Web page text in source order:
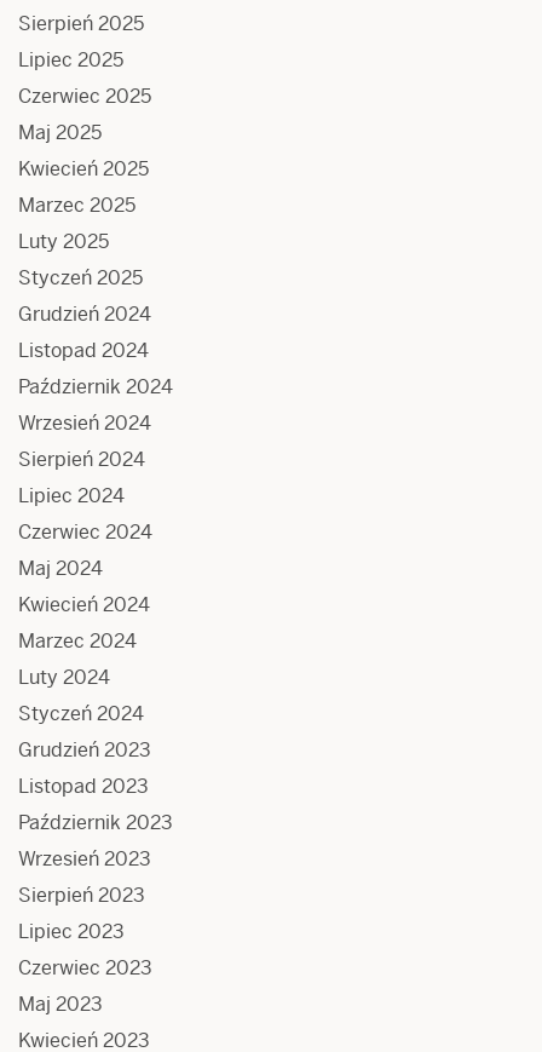
Sierpień 2025
Lipiec 2025
Czerwiec 2025
Maj 2025
Kwiecień 2025
Marzec 2025
Luty 2025
Styczeń 2025
Grudzień 2024
Listopad 2024
Październik 2024
Wrzesień 2024
Sierpień 2024
Lipiec 2024
Czerwiec 2024
Maj 2024
Kwiecień 2024
Marzec 2024
Luty 2024
Styczeń 2024
Grudzień 2023
Listopad 2023
Październik 2023
Wrzesień 2023
Sierpień 2023
Lipiec 2023
Czerwiec 2023
Maj 2023
Kwiecień 2023